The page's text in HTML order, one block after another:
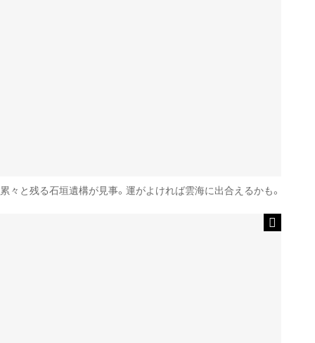
累々と残る石垣遺構が見事。運がよければ雲海に出合えるかも。